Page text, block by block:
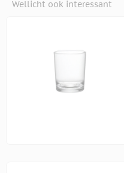
Wellicht ook interessant